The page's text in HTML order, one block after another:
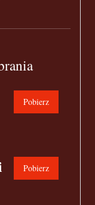
Pobierz
Pobierz